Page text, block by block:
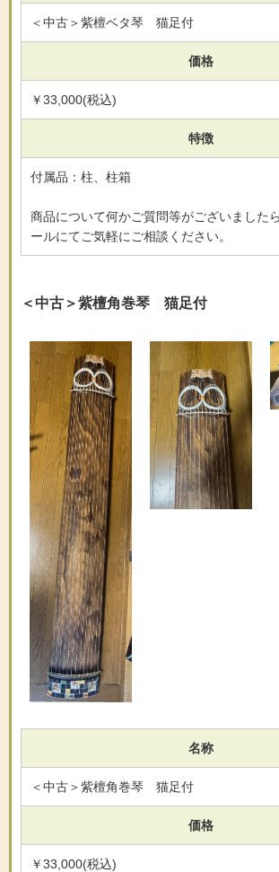
＜中古＞紫檀ベタ琴 猫足付
価格
￥33,000(税込)
特徴
付属品：柱、柱箱
商品について何かご質問等がございました
ールにてご気軽にご相談ください。
＜中古＞紫檀角巻琴 猫足付
名称
＜中古＞紫檀角巻琴 猫足付
価格
￥33,000(税込)